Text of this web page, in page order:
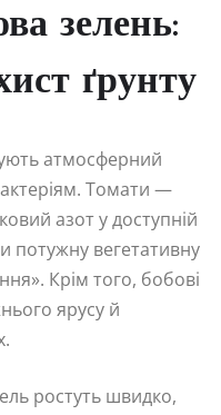
зелень:
ґрунту
атмосферний
Томати —
азот у доступній
потужну вегетативну
Крім того, бобові
ярусу й
ростуть швидко,